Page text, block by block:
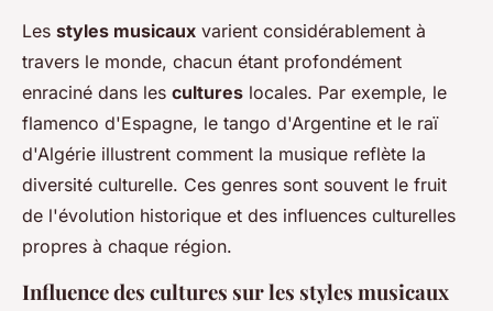
Les styles musicaux varient considérablement à
travers le monde, chacun étant profondément
enraciné dans les cultures locales. Par exemple, le
flamenco d'Espagne, le tango d'Argentine et le raï
d'Algérie illustrent comment la musique reflète la
diversité culturelle. Ces genres sont souvent le fruit
de l'évolution historique et des influences culturelles
propres à chaque région.
Influence des cultures sur les styles musicaux